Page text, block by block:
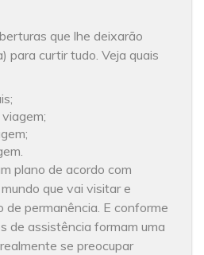
que lhe deixarão
para curtir tudo. Veja quais
plano de acordo com
que vai visitar e
de permanência. E conforme
de assistência formam uma
se preocupar